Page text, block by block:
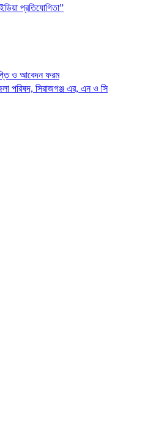
প্রতিযোগিতা”
ও আবেদন ফরম
পরিষদ, সিরাজগঞ্জ এর, এন ও সি